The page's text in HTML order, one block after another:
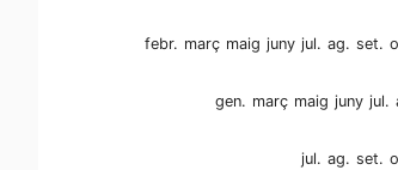
febr. març maig juny jul. ag. set.
gen. març maig juny jul.
jul. ag. set.